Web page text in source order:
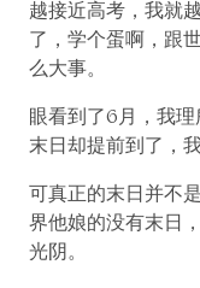
越接近高考，我就
了，学个蛋啊，跟
么大事。
眼看到了6月，我
末日却提前到了，
可真正的末日并不
界他娘的没有末日
光阴。